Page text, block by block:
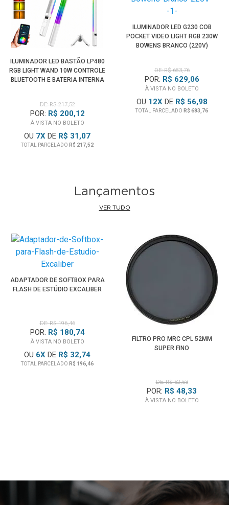
ILUMINADOR LED BASTÃO LP480
RGB LIGHT WAND 10W CONTROLE
BLUETOOTH E BATERIA INTERNA
DE: R$ 217,52
POR: R$ 200,12
À VISTA NO BOLETO
OU 7X DE R$ 31,07
TOTAL PARCELADO R$ 217,52
ILUMINADOR LED G230 COB
POCKET VIDEO LIGHT RGB 230W
BOWENS BRANCO (220V)
DE: R$ 683,76
POR: R$ 629,06
À VISTA NO BOLETO
OU 12XDE R$ 56,98
TOTAL PARCELADO R$ 683,76
Lançamentos
VER TUDO
ADAPTADOR DE SOFTBOX PARA
FLASH DE ESTÚDIO EXCALIBER
DE: R$ 196,46
POR: R$ 180,74
À VISTA NO BOLETO
OU 6X DE R$ 32,74
TOTAL PARCELADO R$ 196,46
FILTRO PRO MRC CPL 52MM
SUPER FINO
DE: R$ 52,53
POR: R$ 48,33
À VISTA NO BOLETO